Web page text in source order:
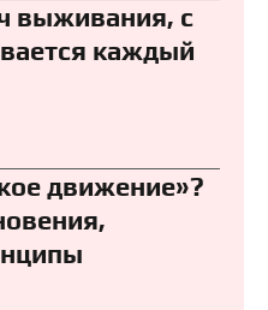
выживания, с
каждый
движение»?